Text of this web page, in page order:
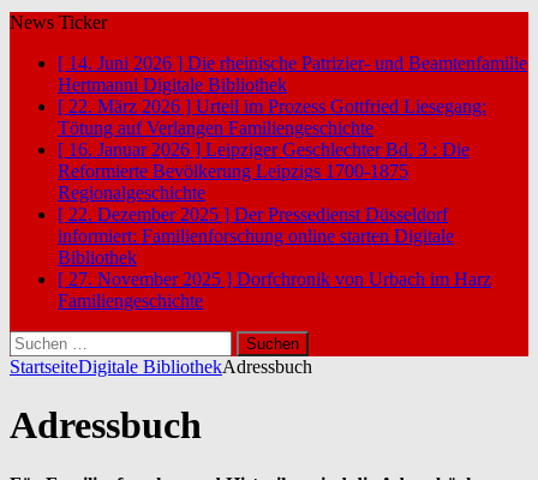
News Ticker
[ 14. Juni 2026 ] Die rheinische Patrizier- und Beamtenfamilie
Hertmanni Digitale Bibliothek
[ 22. März 2026 ] Urteil im Prozess Gottfried Liesegang:
Tötung auf Verlangen Familiengeschichte
[ 16. Januar 2026 ] Leipziger Geschlechter Bd. 3 : Die
Reformierte Bevölkerung Leipzigs 1700-1875
Regionalgeschichte
[ 22. Dezember 2025 ] Der Pressedienst Düsseldorf
informiert: Familienforschung online starten Digitale
Bibliothek
[ 27. November 2025 ] Dorfchronik von Urbach im Harz
Familiengeschichte
Suchen
nach:
StartseiteDigitale BibliothekAdressbuch
Adressbuch